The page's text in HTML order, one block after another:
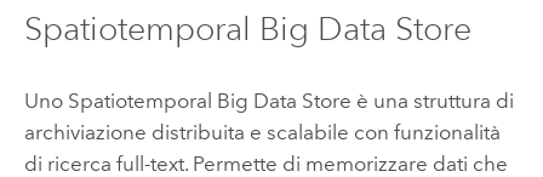
Spatiotemporal Big Data Store
Uno Spatiotemporal Big Data Store è una struttura di
archiviazione distribuita e scalabile con funzionalità
di ricerca full-text. Permette di memorizzare dati che